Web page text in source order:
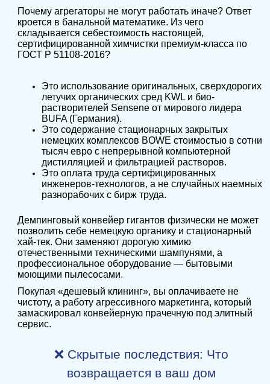
Почему агрегаторы не могут работать иначе? Ответ
кроется в банальной математике. Из чего
складывается себестоимость настоящей,
сертифицированной химчистки премиум-класса по
ГОСТ Р 51108-2016?
Это использование оригинальных, сверхдорогих
летучих органических сред KWL и био-
растворителей Sensene от мирового лидера
BUFA (Германия).
Это содержание стационарных закрытых
немецких комплексов BOWE стоимостью в сотни
тысяч евро с непрерывной компьютерной
дистилляцией и фильтрацией растворов.
Это оплата труда сертифицированных
инженеров-технологов, а не случайных наемных
разнорабочих с бирж труда.
Демпинговый конвейер гигантов физически не может
позволить себе немецкую органику и стационарный
хай-тек. Они заменяют дорогую химию
отечественными техническими шампунями, а
профессиональное оборудование — бытовыми
моющими пылесосами.
Покупая «дешевый клининг», вы оплачиваете не
чистоту, а работу агрессивного маркетинга, который
замаскировал конвейерную прачечную под элитный
сервис.
❌ Скрытые последствия: Что
возвращается в ваш дом